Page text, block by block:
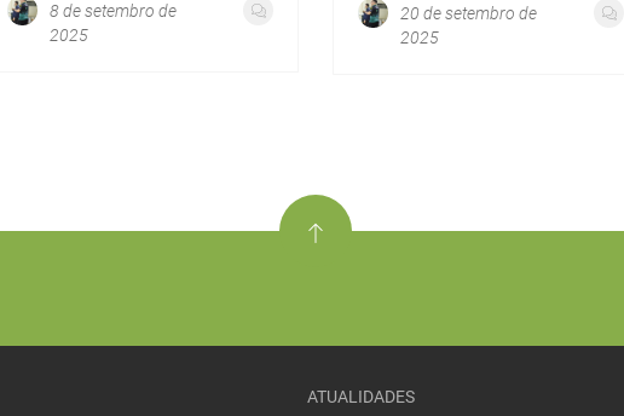
20 de setembro de
2025
8 de setembro de
2025
ATUALIDADES